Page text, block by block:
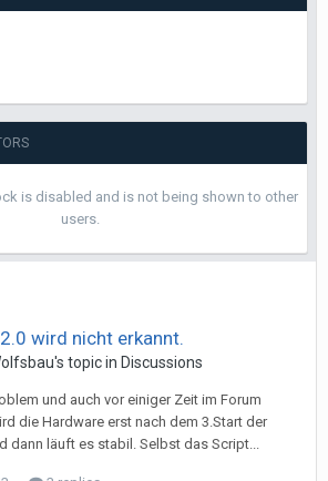
is disabled and is not being shown to other
users.
wird nicht erkannt.
's topic in Discussions
und auch vor einiger Zeit im Forum
die Hardware erst nach dem 3.Start der
dann läuft es stabil. Selbst das Script...